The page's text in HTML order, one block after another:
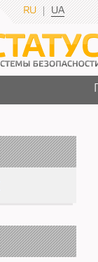
RU UA